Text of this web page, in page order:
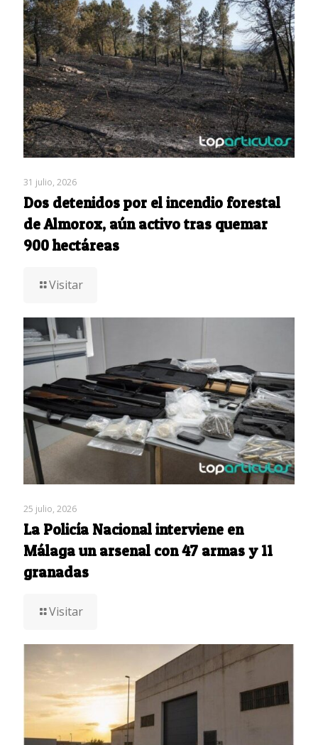
31 julio, 2026
Dos detenidos por el incendio forestal
de Almorox, aún activo tras quemar
900 hectáreas
Visitar
25 julio, 2026
La Policía Nacional interviene en
Málaga un arsenal con 47 armas y 11
granadas
Visitar